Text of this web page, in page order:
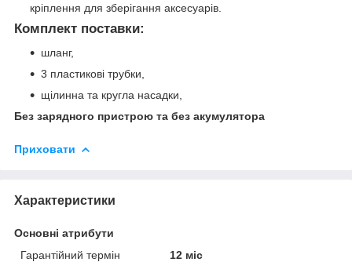
кріплення для зберігання аксесуарів.
Комплект поставки:
шланг,
3 пластикові трубки,
щілинна та кругла насадки,
Без зарядного пристрою та без акумулятора
Приховати
Характеристики
Основні атрибути
Гарантійний термін
12 міс